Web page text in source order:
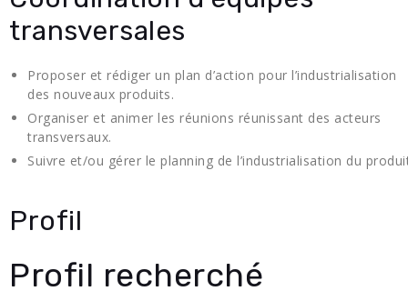
transversales
Proposer et rédiger un plan d’action pour l’industrialisation
des nouveaux produits.
Organiser et animer les réunions réunissant des acteurs
transversaux.
Suivre et/ou gérer le planning de l’industrialisation du
Profil
Profil recherché